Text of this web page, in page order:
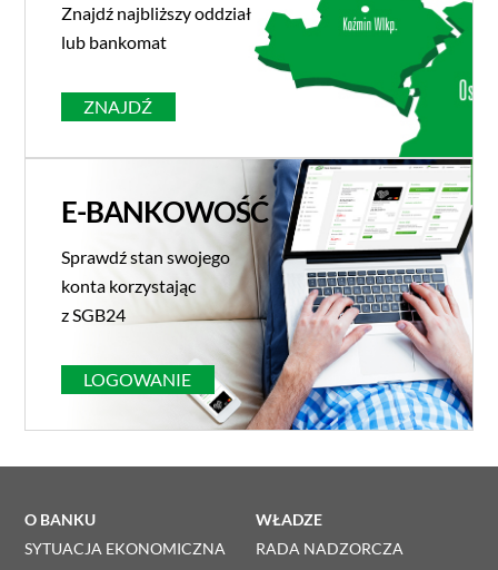
Znajdź najbliższy oddział
lub bankomat
ZNAJDŹ
E-BANKOWOŚĆ
Sprawdź stan swojego
konta korzystając
z SGB24
LOGOWANIE
O BANKU
SYTUACJA EKONOMICZNA
WŁADZE
RADA NADZORCZA